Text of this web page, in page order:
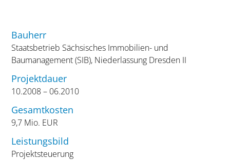
Bauherr
Staatsbetrieb Sächsisches Immobilien- und
Baumanagement (SIB), Niederlassung Dresden II
Projektdauer
10.2008 – 06.2010
Gesamtkosten
9,7 Mio. EUR
Leistungsbild
Projektsteuerung